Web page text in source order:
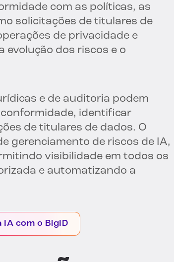
com as políticas, as
solicitações de titulares de
de privacidade e
dos riscos e o
e de auditoria podem
identificar
de titulares de dados. O
gerenciamento de riscos de IA,
visibilidade em todos os
e automatizando a
com o BigID